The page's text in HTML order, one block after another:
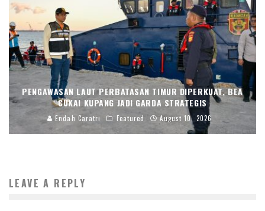
PENGAWASAN LAUT PERBATASAN TIMUR DIPERKUAT, BEA
CUKAI KUPANG JADI GARDA STRATEGIS
Endah Caratri Featured August 10, 2026
LEAVE A REPLY